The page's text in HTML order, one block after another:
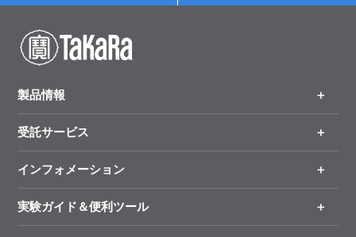
製品情報
製品一覧
手法から製品を探す
新製品情報
受託サービス
オンライン注文
インフォメーション
キャンペーン
実験ガイド＆便利ツール